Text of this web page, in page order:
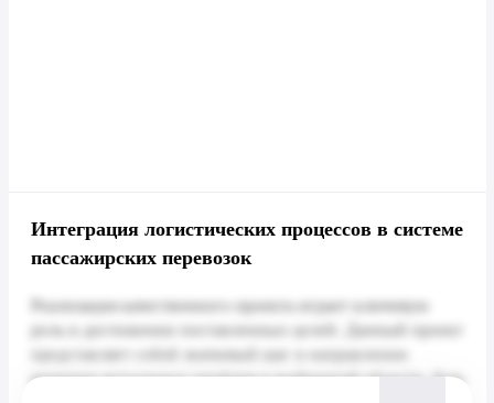
Интеграция логистических процессов в системе
пассажирских перевозок